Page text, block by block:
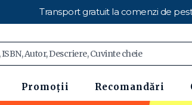
Transport gratuit la comenzi de
Promoții Recomandări